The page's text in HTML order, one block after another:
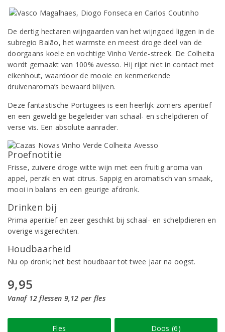
De dertig hectaren wijngaarden van het wijngoed liggen in de
subregio Baião, het warmste en meest droge deel van de
doorgaans koele en vochtige Vinho Verde-streek. De Colheita
wordt gemaakt van 100% avesso. Hij rijpt niet in contact met
eikenhout, waardoor de mooie en kenmerkende
druivenaroma’s bewaard blijven.
Deze fantastische Portugees is een heerlijk zomers aperitief
en een geweldige begeleider van schaal- en schelpdieren of
verse vis. Een absolute aanrader.
Proefnotitie
Frisse, zuivere droge witte wijn met een fruitig aroma van
appel, perzik en wat citrus. Sappig en aromatisch van smaak,
mooi in balans en een geurige afdronk.
Drinken bij
Prima aperitief en zeer geschikt bij schaal- en schelpdieren en
overige visgerechten.
Houdbaarheid
Nu op dronk; het best houdbaar tot twee jaar na oogst.
9,95
Vanaf 12 flessen 9,12 per fles
Fles Doos (6)